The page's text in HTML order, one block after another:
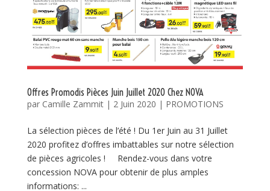
Offres Promodis Pièces Juin Juillet 2020 Chez NOVA
par Camille Zammit| 2 Juin 2020 | PROMOTIONS
La sélection pièces de l’été ! Du 1er Juin au 31 Juillet
2020 profitez d’offres imbattables sur notre sélection
de pièces agricoles ! Rendez-vous dans votre
concession NOVA pour obtenir de plus amples
informations: ...